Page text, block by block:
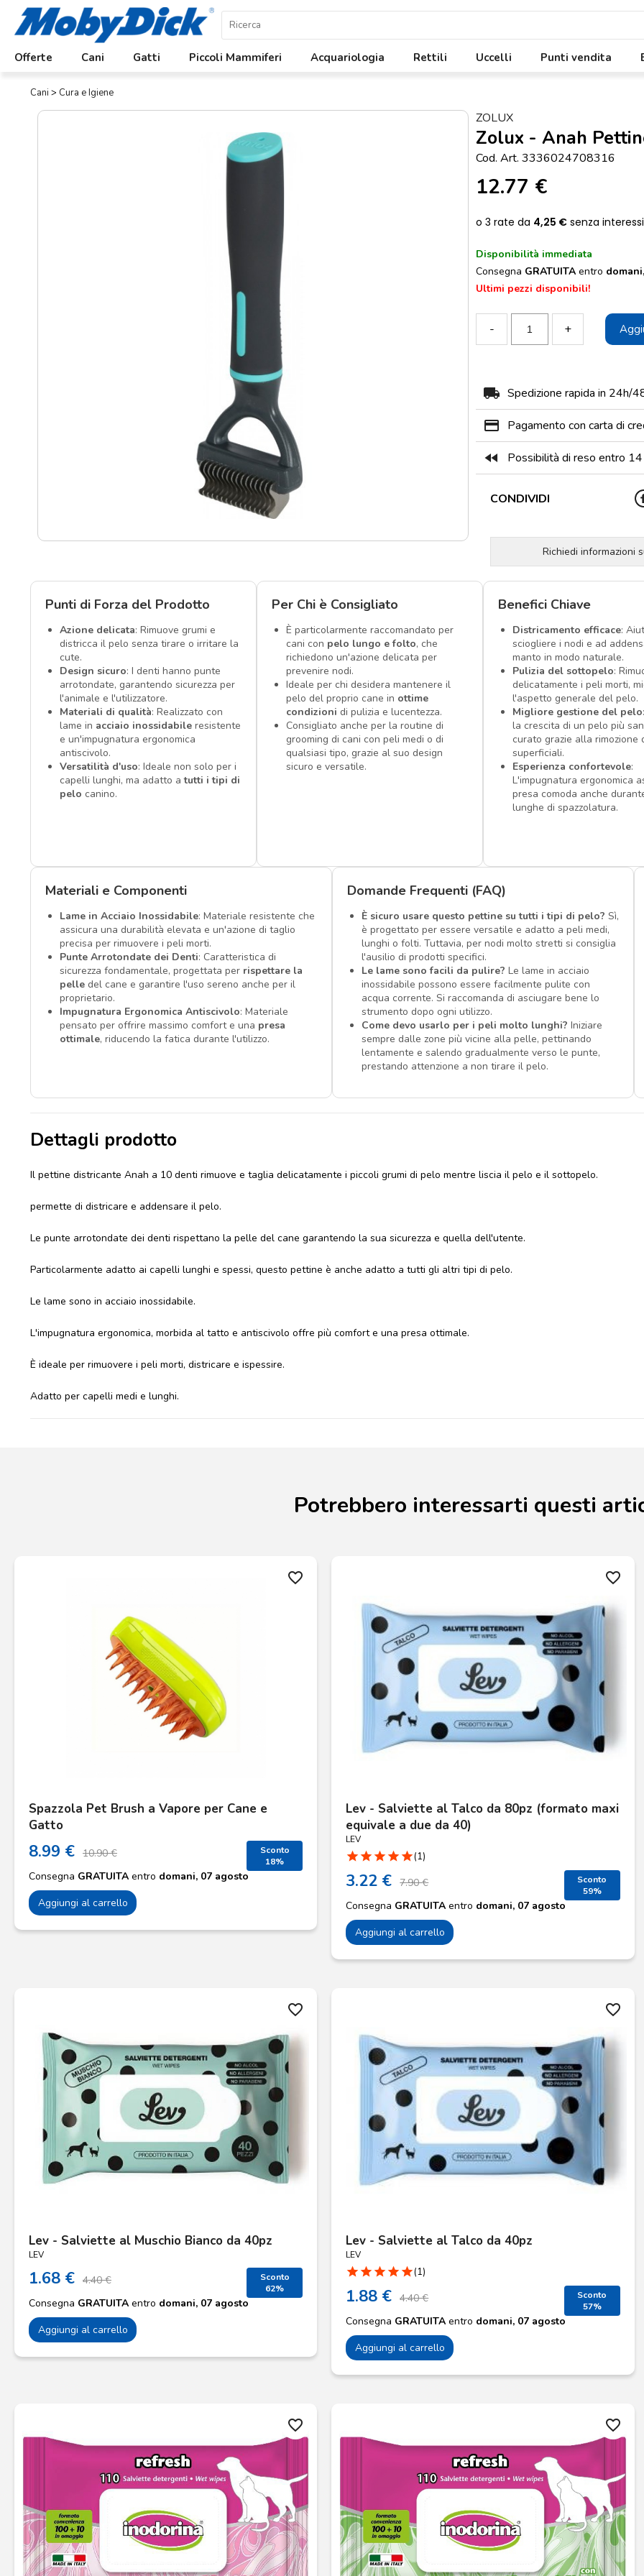
Offerte Cani Gatti Piccoli Mammiferi Acquariologia Rettili Uccelli Punti vendita
Home
Cani
Cani > Cura e Igiene
ZOLUX
Zolux - Anah
Cod. Art. 3336024708316
12.77 €
Disponibilità immediata
Consegna GRATUITA entro
Ultimi pezzi disponibili!
- +
local_shipping Spedizione rapida in 24h/
payment Pagamento con carta di
fast_rewind Possibilità di reso entro 14
CONDIVIDI
Richiedi informazioni
Punti di Forza del Prodotto
Azione delicata: Rimuove grumi e
districca il pelo senza tirare o irritare la
cute.
Design sicuro: I denti hanno punte
arrotondate, garantendo sicurezza per
l'animale e l'utilizzatore.
Materiali di qualità: Realizzato con
lame in acciaio inossidabile resistente
e un'impugnatura ergonomica
antiscivolo.
Versatilità d'uso: Ideale non solo per i
capelli lunghi, ma adatto atutti i tipi di
pelo canino.
Per Chi è Consigliato
È particolarmente raccomandato per
cani con pelo lungo e folto, che
richiedono un'azione delicata per
prevenire nodi.
Ideale per chi desidera mantenere il
pelo del proprio cane in ottime
condizioni di pulizia e lucentezza.
Consigliato anche per la routine di
grooming di cani con peli medi o di
qualsiasi tipo, grazie al suo design
sicuro e versatile.
Benefici Chiave
Districamento efficace:
sciogliere i nodi e ad
manto in modo naturale.
Pulizia del sottopelo:
delicatamente i peli morti,
l'aspetto generale del pelo.
Migliore gestione del pelo
la crescita di un pelo più
curato grazie alla rimozione
superficiali.
Esperienza confortevole:
L'impugnatura ergonomica
presa comoda anche
lunghe di spazzolatura.
Materiali e Componenti
Lame in Acciaio Inossidabile: Materiale resistente che
assicura una durabilità elevata e un'azione di taglio
precisa per rimuovere i peli morti.
Punte Arrotondate dei Denti: Caratteristica di
sicurezza fondamentale, progettata per rispettare la
pelle del cane e garantire l'uso sereno anche per il
proprietario.
Impugnatura Ergonomica Antiscivolo: Materiale
pensato per offrire massimo comfort e una presa
ottimale, riducendo la fatica durante l'utilizzo.
Domande Frequenti (FAQ)
È sicuro usare questo pettine su tutti i tipi di pelo? Sì,
è progettato per essere versatile e adatto a peli medi,
lunghi o folti. Tuttavia, per nodi molto stretti si consiglia
l'ausilio di prodotti specifici.
Le lame sono facili da pulire? Le lame in acciaio
inossidabile possono essere facilmente pulite con
acqua corrente. Si raccomanda di asciugare bene lo
strumento dopo ogni utilizzo.
Come devo usarlo per i peli molto lunghi? Iniziare
sempre dalle zone più vicine alla pelle, pettinando
lentamente e salendo gradualmente verso le punte,
prestando attenzione a non tirare il pelo.
Dettagli prodotto
Il pettine districante Anah a 10 denti rimuove e taglia delicatamente i piccoli grumi di pelo mentre liscia il pelo e il sottopelo.
permette di districare e addensare il pelo.
Le punte arrotondate dei denti rispettano la pelle del cane garantendo la sua sicurezza e quella dell'utente.
Particolarmente adatto ai capelli lunghi e spessi, questo pettine è anche adatto a tutti gli altri tipi di pelo.
Le lame sono in acciaio inossidabile.
L'impugnatura ergonomica, morbida al tatto e antiscivolo offre più comfort e una presa ottimale.
È ideale per rimuovere i peli morti, districare e ispessire.
Adatto per capelli medi e lunghi.
Potrebbero interessarti questi
favorite_border
Spazzola Pet Brush a Vapore per Cane e
Gatto
8.99 € 10.90 €
Sconto
18%
Consegna GRATUITA entro domani, 07 agosto
Aggiungi al carrello
favorite_border
Lev - Salviette al Talco da 80pz (formato maxi
equivale a due da 40)
LEV
star star star star star(1)
3.22 € 7.90 €
Sconto
59%
Consegna GRATUITA entro domani, 07 agosto
Aggiungi al carrello
favorite_border
Lev - Salviette al Muschio Bianco da 40pz
LEV
1.68 € 4.40 €
Sconto
62%
Consegna GRATUITA entro domani, 07 agosto
Aggiungi al carrello
favorite_border
Lev - Salviette al Talco da 40pz
LEV
star star star star star(1)
1.88 € 4.40 €
Sconto
57%
Consegna GRATUITA entro domani, 07 agosto
Aggiungi al carrello
favorite_border favorite_border